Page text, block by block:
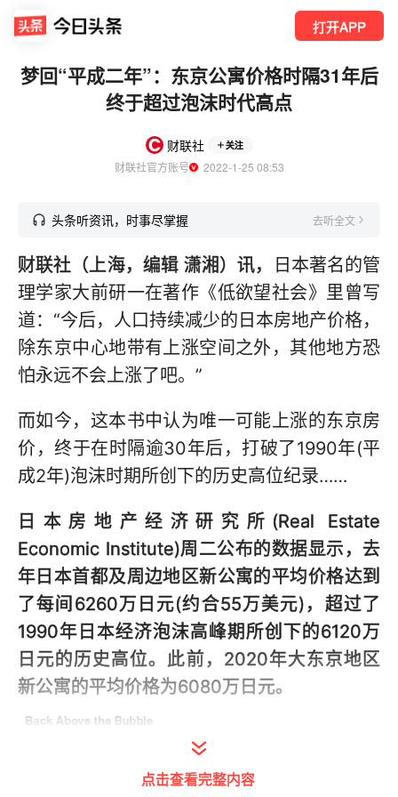
打开APP
梦回“平成二年”：东京公寓价格时隔31年后
终于超过泡沫时代高点
财联社 关注
财联社官方账号
  2022-1-25 08:53
头条听资讯，时事尽掌握 去听全文
财联社（上海，编辑 潇湘）讯，
日本著名的管
理学家大前研一在著作《低欲望社会》里曾写
道：“今后，人口持续减少的日本房地产价格，
除东京中心地带有上涨空间之外，其他地方恐
怕永远不会上涨了吧。”
而如今，这本书中认为唯一可能上涨的东京房
价，终于在时隔逾30年后，打破了1990年(平
成2年)泡沫时期所创下的历史高位纪录……
日本房地产经济研究所(Real Estate
Economic Institute)周二公布的数据显示，去
年日本首都及周边地区新公寓的平均价格达到
了每间6260万日元(约合55万美元)，超过了
1990年日本经济泡沫高峰期所创下的6120万
日元的历史高位。此前，2020年大东京地区
新公寓的平均价格为6080万日元。
点击查看完整内容